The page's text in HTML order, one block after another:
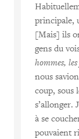
principale,
[Mais] ils
gens du
hommes,
nous
coup, sous
s’allonger.
à se
pouvaient